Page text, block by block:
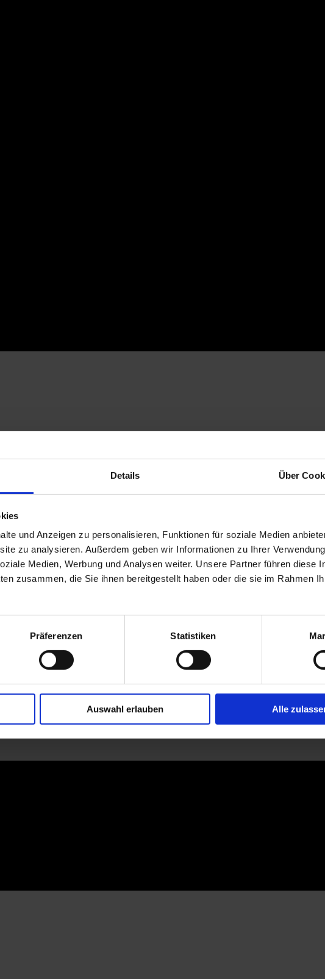
Details Über
und Anzeigen zu personalisieren, Funktionen für soziale Medien
zu analysieren. Außerdem geben wir Informationen zu Ihrer
Medien, Werbung und Analysen weiter. Unsere Partner führen diese
zusammen, die Sie ihnen bereitgestellt haben oder die sie im Rahmen
Präferenzen Statistiken
Auswahl erlauben Alle